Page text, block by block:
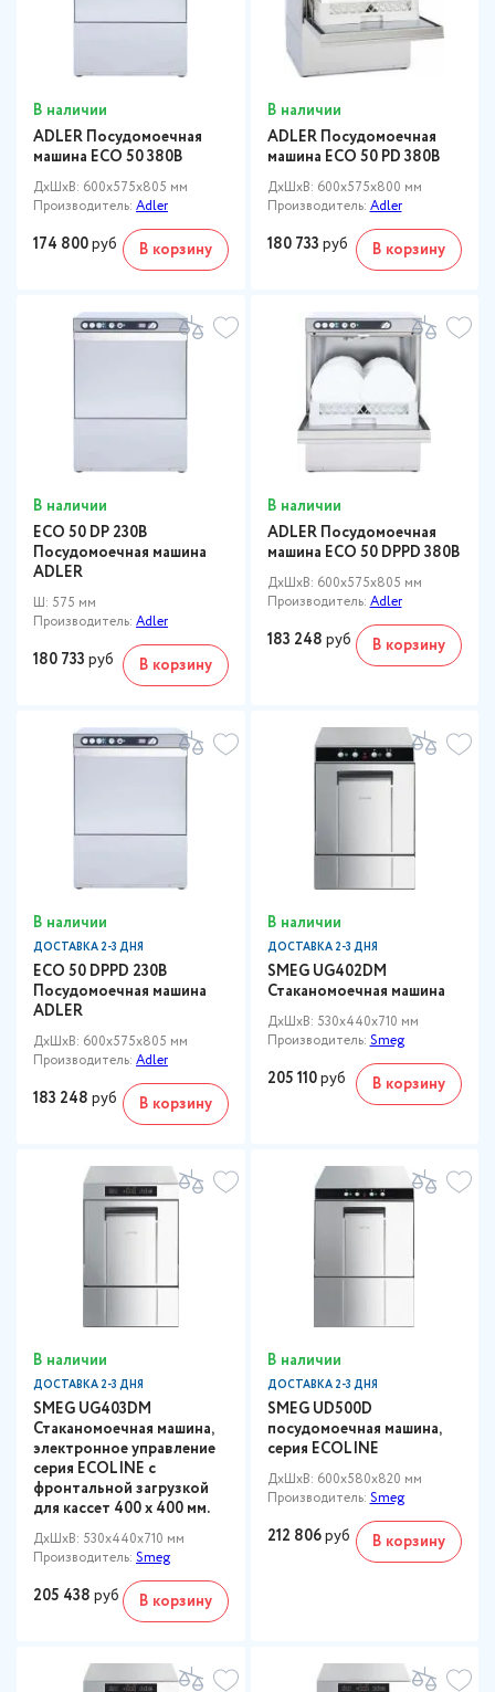
В наличии
ADLER Посудомоечная
машина ECO 50 380В
ДxШxВ: 600x575x805 мм
Производитель: Adler
174 800руб В корзину
В наличии
ADLER Посудомоечная
машина ECO 50 PD 380В
ДxШxВ: 600x575x800 мм
Производитель: Adler
180 733 руб В корзину
В наличии
ECO 50 DP 230В
Посудомоечная машина
ADLER
Ш: 575 мм
Производитель: Adler
180 733 руб В корзину
В наличии
ADLER Посудомоечная
машина ECO 50 DPPD 380В
ДxШxВ: 600x575x805 мм
Производитель:Adler
183 248 руб В корзину
В наличии
ДОСТАВКА 2-3 ДНЯ
ECO 50 DPPD 230В
Посудомоечная машина
ADLER
ДxШxВ: 600x575x805 мм
Производитель: Adler
183 248 руб В корзину
В наличии
ДОСТАВКА 2-3 ДНЯ
SMEG UG402DM
Стаканомоечная машина
ДxШxВ: 530x440x710 мм
Производитель: Smeg
205 110руб В корзину
В наличии
ДОСТАВКА 2-3 ДНЯ
SMEG UG403DM
Стаканомоечная машина,
электронное управление
серия ECOLINE с
фронтальной загрузкой
для кассет 400 х 400 мм.
ДxШxВ: 530x440x710 мм
Производитель: Smeg
205 438 руб В корзину
В наличии
ДОСТАВКА 2-3 ДНЯ
SMEG UD500D
посудомоечная машина,
серия ECOLINE
ДxШxВ: 600x580x820 мм
Производитель: Smeg
212 806руб В корзину